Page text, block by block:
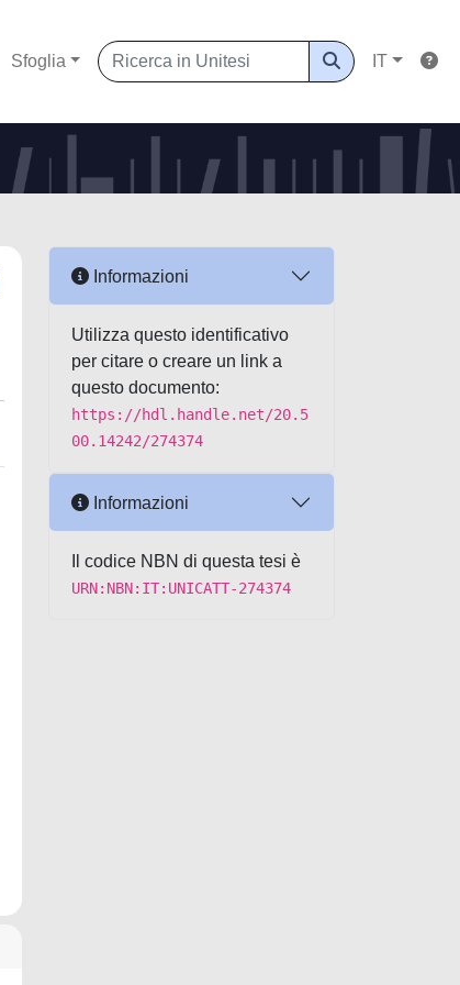
Sfoglia IT
Informazioni
Utilizza questo identificativo
per citare o creare un link a
questo documento:
https://hdl.handle.net/20.5
00.14242/274374
Informazioni
Il codice NBN di questa tesi è
URN:NBN:IT:UNICATT-274374